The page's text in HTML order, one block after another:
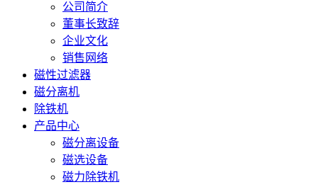
公司简介
董事长致辞
企业文化
销售网络
磁性过滤器
磁分离机
除铁机
产品中心
磁分离设备
磁选设备
磁力除铁机